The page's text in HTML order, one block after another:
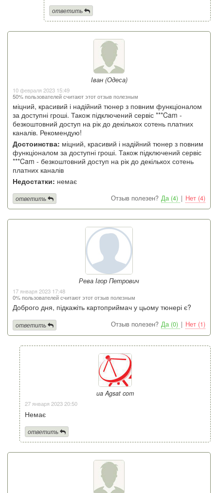
ответить
Іван (Одеса)
10 февраля 2023 15:49
50% пользователей считают этот отзыв полезным
міцний, красивий і надійний тюнер з повним функціоналом
за доступні гроші. Також підключений сервіс ***Cam -
безкоштовний доступ на рік до декількох сотень платних
каналів. Рекомендую!
Достоинства: міцний, красивий і надійний тюнер з повним
функціоналом за доступні гроші. Також підключений сервіс
***Cam - безкоштовний доступ на рік до декількох сотень
платних каналів
Недостатки: немає
Отзыв полезен? Да (4) | Нет (4)
ответить
Рева Ігор Петрович
17 января 2023 17:48
0% пользователей считают этот отзыв полезным
Доброго дня, підкажіть картоприймач у цьому тюнері є?
Отзыв полезен? Да (0) | Нет (1)
ответить
ua Agsat com
27 января 2023 20:50
Немає
ответить